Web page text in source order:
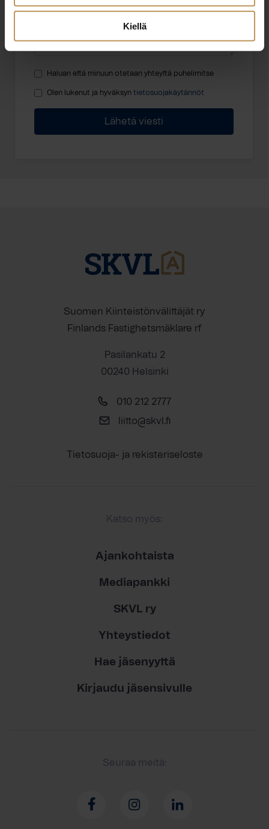
Kiellä
Haluan että minuun otetaan yhteyttä puhelimitse
Olen lukenut ja hyväksyn tietosuojakäytännöt
Suomen Kiinteistönvälittäjät ry
Finlands Fastighetsmäklare rf
Pasilankatu 2
00240 Helsinki
010 212 2777
liitto@skvl.fi
Tietosuoja- ja rekisteriseloste
Katso myös:
Ajankohtaista
Mediapankki
SKVL ry
Yhteystiedot
Hae jäsenyyttä
Kirjaudu jäsensivulle
Seuraa meitä: